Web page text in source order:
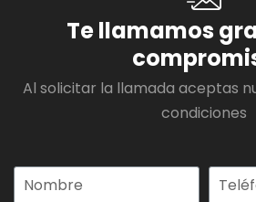
Te llamamos
Al solicitar la llamada aceptas
condiciones